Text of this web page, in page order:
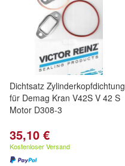
Dichtsatz Zylinderkopfdichtung
für Demag Kran V42S V 42 S
Motor D308-3
35,10 €
Kostenloser Versand